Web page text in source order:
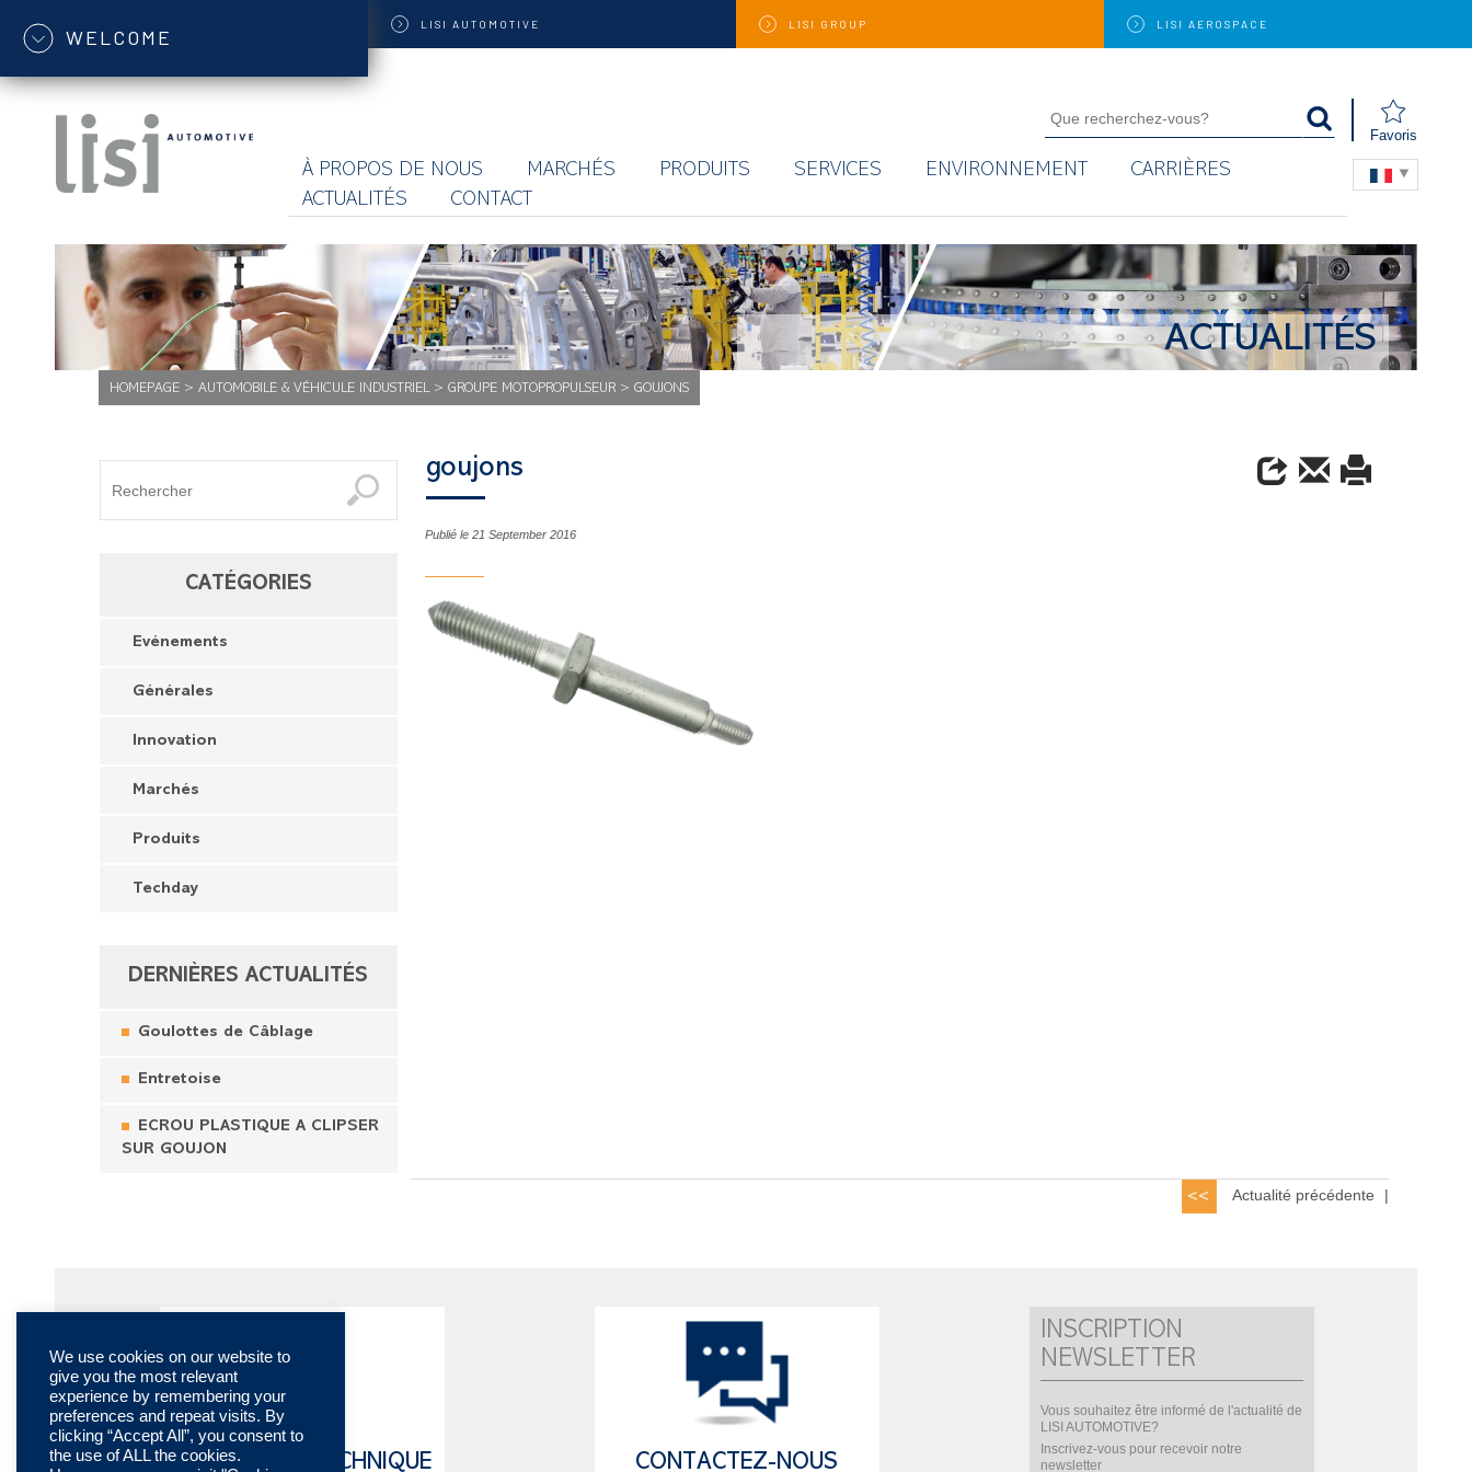
WELCOME
LISI AUTOMOTIVE LISI GROUP LISI AEROSPACE
Favoris
À PROPOS DE NOUS MARCHÉS PRODUITS SERVICES ENVIRONNEMENT
CARRIÈRES
ACTUALITÉS
CONTACT
ACTUALITÉS
HOMEPAGE> AUTOMOBILE & VÉHICULE INDUSTRIEL> GROUPE MOTOPROPULSEUR> GOUJONS
CATÉGORIES
Evénements
Générales
Innovation
Marchés
Produits
Techday
DERNIÈRES ACTUALITÉS
Goulottes de Câblage
Entretoise
ECROU PLASTIQUE A CLIPSER
SUR GOUJON
goujons
Publié le 21 September 2016
Actualité précédente |
CATALOGUE TECHNIQUE CONTACTEZ-NOUS
INSCRIPTION
NEWSLETTER
Vous souhaitez être informé de l'actualité de
LISI AUTOMOTIVE?
Inscrivez-vous pour recevoir notre
newsletter
We use cookies on our website to
give you the most relevant
experience by remembering your
preferences and repeat visits. By
clicking “Accept All”, you consent to
the use of ALL the cookies.